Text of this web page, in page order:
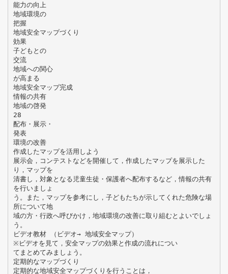
能力の向上
地域環境の
把握
地域安全マップづくり
効果
子どもとの
交流
地域への関心
が高まる
地域安全マップ完成
情報の共有
地域の啓発
28
配布・展示・
発表
環境の改善
作成したマップを活用しよう
展示会，コンテストなどを開催して，作成したマップを展示した
り，マップを
清書し，対象となる児童生徒・保護者へ配布するなど，情報の共有
を行いましょ
う。また，マップを参考にし，子どもたちが示してくれた危険な場
所について地
域の方・行政へ呼びかけ，地域環境の改善に取り組むとよいでしょ
う。
ビデオ教材 （ビデオ→ 地域安全マップ）
※ビデオを見て，安全マップの効果と作成の流れについ
てまとめてみましょう。
定期的なマップづくり
定期的な地域安全マップづくりを行うことは，